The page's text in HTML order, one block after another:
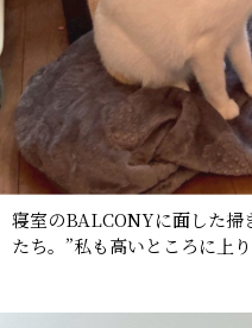
寝室のBALCONYに面した掃
たち。”私も高いところに上